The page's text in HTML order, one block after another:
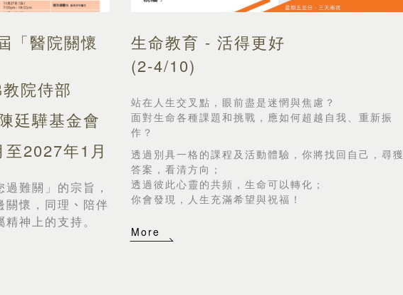
「醫院關懷
院侍部
廷驊基金會
2027年1月
難關」的宗旨，
關懷，同理 、 陪伴
神上的支持。
生命教育 - 活得更好
(2-4/10)
站在人生交叉點，眼前盡是迷惘與焦慮？
面對生命各種課題和挑戰，應如何超越自我、重新振
作？
透過別具一格的課程及活動體驗，你將找回自己，尋獲
答案，看清方向；
透過彼此心靈的共頻，生命可以轉化；
你會發現，人生充滿希望與祝福！
More